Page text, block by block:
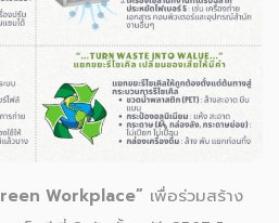
Workplace” เพื่อร่วมสร้าง